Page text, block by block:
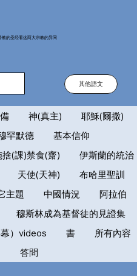
教的圣经看这两大宗教的异同
其他語文
神(真主)
耶穌(爾撒)
罕默德
基本信仰
(課)禁食(齋)
伊斯蘭的統治
天使(天神)
布哈里聖訓
主題 中國情況
阿拉伯
穆斯林成為基督徒的見證集
）videos 書
所有內容
答問